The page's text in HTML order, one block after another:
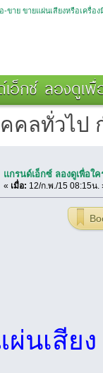
-ขาย ขายแผ่นเสียงหรือเครื่อง
อ็กซ์ ลองดูเ
คลทั่วไป
แกรนด์เอ็กซ์ ลองดูเพื่อใ
« เมื่อ: 12/ก.พ./15 08:15น.
ผ่นเสีย